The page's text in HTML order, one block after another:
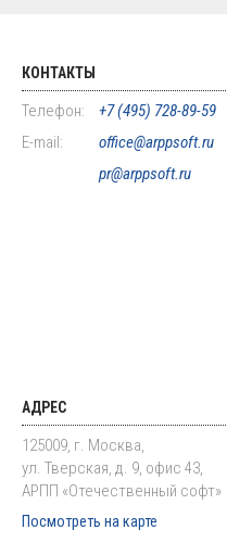
КОНТАКТЫ
Телефон:
+7 (495) 728-89-59
E-mail:
office@arppsoft.ru
pr@arppsoft.ru
АДРЕС
125009, г. Москва,
ул. Тверская, д. 9, офис 43,
АРПП «Отечественный софт»
Посмотреть на карте